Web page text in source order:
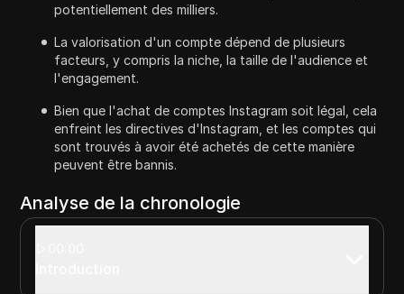
potentiellement des milliers.
La valorisation d'un compte dépend de plusieurs
facteurs, y compris la niche, la taille de l'audience et
l'engagement.
Bien que l'achat de comptes Instagram soit légal, cela
enfreint les directives d'Instagram, et les comptes qui
sont trouvés à avoir été achetés de cette manière
peuvent être bannis.
Analyse de la chronologie